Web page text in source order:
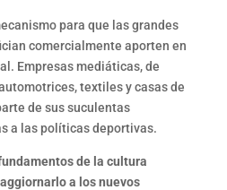
para que las grandes
comercialmente aporten en
Empresas mediáticas, de
textiles y casas de
de sus suculentas
a las políticas deportivas.
de la cultura
a los nuevos